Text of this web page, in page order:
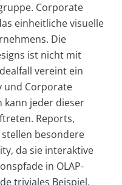
Corporate
einheitliche visuelle
Die
ist nicht mit
vereint ein
und Corporate
kann jeder dieser
Reports,
besondere
da sie interaktive
in OLAP-
triviales Beispiel.